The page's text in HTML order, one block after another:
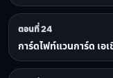
ตอนที่ 24
การ์ดไฟท์แวนการ์ด เอ